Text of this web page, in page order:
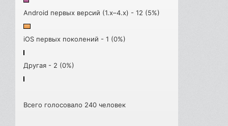
Android первых версий (1.x–4.x) - 12 (5%)
iOS первых поколений - 1 (0%)
Другая - 2 (0%)
Всего голосовало 240 человек